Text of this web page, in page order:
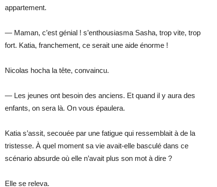
appartement.
— Maman, c’est génial ! s’enthousiasma Sasha, trop vite, trop
fort. Katia, franchement, ce serait une aide énorme !
Nicolas hocha la tête, convaincu.
— Les jeunes ont besoin des anciens. Et quand il y aura des
enfants, on sera là. On vous épaulera.
Katia s’assit, secouée par une fatigue qui ressemblait à de la
tristesse. À quel moment sa vie avait-elle basculé dans ce
scénario absurde où elle n’avait plus son mot à dire ?
Elle se releva.